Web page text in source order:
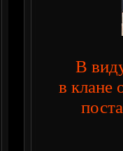
В
в клане